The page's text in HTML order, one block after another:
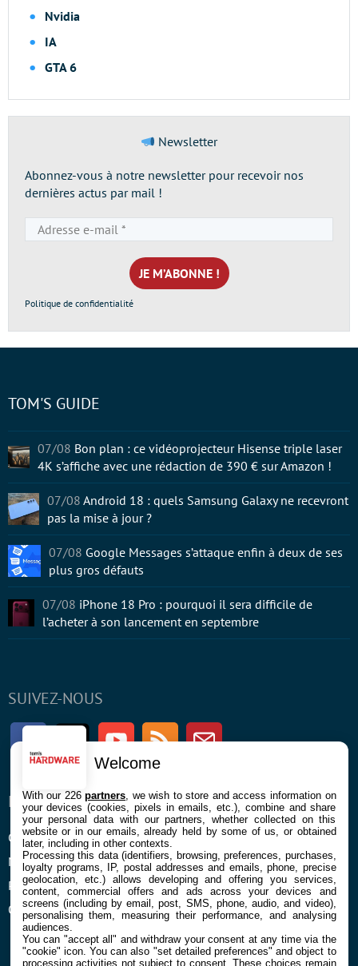
Nvidia
IA
GTA 6
Newsletter
Abonnez-vous à notre newsletter pour recevoir nos
dernières actus par mail !
e-
mail
*
Politique de confidentialité
SUIVEZ-NOUS
FacebookTwitter Youtube RSS Newsletter
ENTREPRISE
Confidentialité et Cookies
Mentions légales et CGU
Préférences Cookies
Qui sommes nous
À PROPOS
Contact
TOM'S GUIDE
07/08 Bon plan : ce vidéoprojecteur Hisense triple laser
4K s’affiche avec une rédaction de 390 € sur Amazon !
07/08 Android 18 : quels Samsung Galaxy ne recevront
pas la mise à jour ?
07/08 Google Messages s’attaque enfin à deux de ses
plus gros défauts
07/08 iPhone 18 Pro : pourquoi il sera difficile de
l’acheter à son lancement en septembre
Welcome
With our 226partners , we wish to store and access information on
your devices (cookies, pixels in emails, etc.), combine and share
your personal data with our partners, whether collected on this
website or in our emails, already held by some of us, or obtained
later, including in other contexts.
Processing this data (identifiers, browsing, preferences, purchases,
loyalty programs, IP, postal addresses and emails, phone, precise
geolocation, etc.) allows developing and offering you services,
content, commercial offers and ads across your devices and
screens (including by email, post, SMS, phone, audio, and video),
personalising them, measuring their performance, and analysing
audiences.
You can "accept all" and withdraw your consent at any time via the
"cookie" icon. You can also "set detailed preferences" and object to
processing activities not subject to consent. These choices remain